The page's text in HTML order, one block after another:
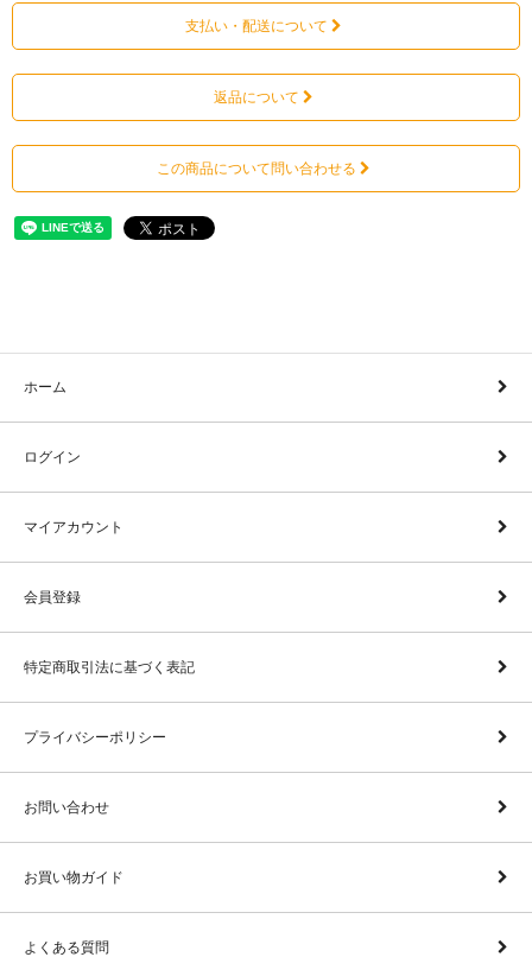
支払い・配送について
返品について
この商品について問い合わせる
ホーム
ログイン
マイアカウント
会員登録
特定商取引法に基づく表記
プライバシーポリシー
お問い合わせ
お買い物ガイド
よくある質問